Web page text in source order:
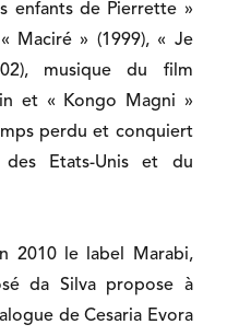
enfants de Pierrette »
Maciré » (1999), « Je
musique du film
et « Kongo Magni »
perdu et conquiert
des Etats-Unis et du
2010 le label Marabi,
da Silva propose à
de Cesaria Evora